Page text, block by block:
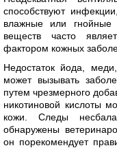
способствуют
влажные или гнойные
веществ часто
фактором кожных
Недостаток йода,
может вызывать
путем чрезмерного
никотиновой кислоты
кожи. Следы
обнаружены
он порекомендует